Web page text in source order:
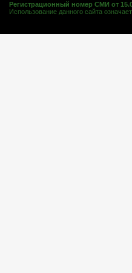
Регистрационный номер СМИ от
Использование данного сайта